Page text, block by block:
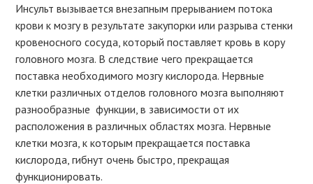
Инсульт вызывается внезапным прерыванием потока
крови к мозгу в результате закупорки или разрыва стенки
кровеносного сосуда, который поставляет кровь в кору
головного мозга. В следствие чего прекращается
поставка необходимого мозгу кислорода. Нервные
клетки различных отделов головного мозга выполняют
разнообразные функции, в зависимости от их
расположения в различных областях мозга. Нервные
клетки мозга, к которым прекращается поставка
кислорода, гибнут очень быстро, прекращая
функционировать.